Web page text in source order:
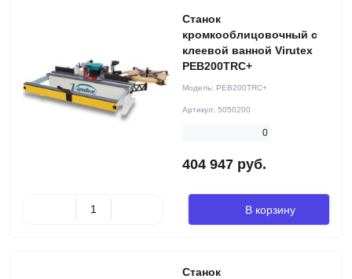
Станок
кромкооблицовочный с
клеевой ванной Virutex
PEB200TRC+
Модель: PEB200TRC+
Артикул: 5050200
0
404 947 руб.
В корзину
Станок